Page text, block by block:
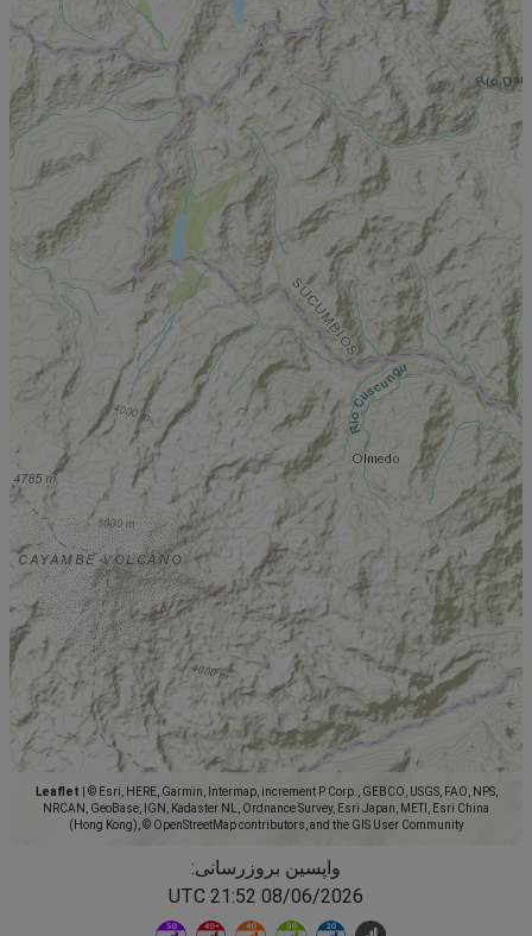
Leaflet
© Esri, HERE, Garmin, Intermap, increment P Corp., GEBCO, USGS, FAO, NPS,
NRCAN, GeoBase, IGN, Kadaster NL, Ordnance Survey, Esri Japan, METI, Esri China
(Hong Kong), © OpenStreetMap contributors, and the GIS User Community
واپسین بروزرسانی:
08/06/2026 21:52 UTC